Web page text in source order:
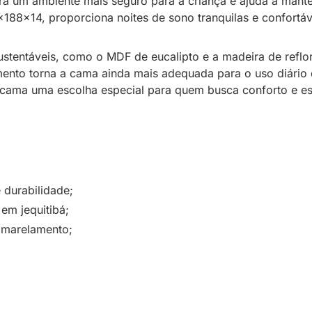
proporciona noites de sono tranquilas e
como o MDF de eucalipto e a madeira de
torna a cama ainda mais adequada para o uso
uma escolha especial para quem busca conforto e
durabilidade;
jequitibá;